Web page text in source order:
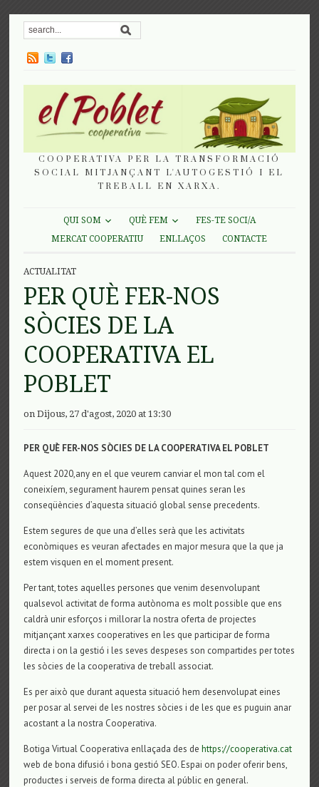
COOPERATIVA PER LA TRANSFORMACIÓ
SOCIAL MITJANÇANT L'AUTOGESTIÓ I EL
TREBALL EN XARXA.
QUI SOM QUÈ FEM
FES-TE SOCI/A
MERCAT COOPERATIU
ENLLAÇOS CONTACTE
ACTUALITAT
PER QUÈ FER-NOS
SÒCIES DE LA
COOPERATIVA EL
POBLET
on Dijous, 27 d'agost, 2020 at 13:30
PER QUÈ FER-NOS SÒCIES DE LACOOPERATIVA EL POBLET
Aquest 2020,any en el que veurem canviar el mon tal com el
coneixíem, segurament haurem pensat quines seran les
conseqüències d’aquesta situació global sense precedents.
Estem segures de que una d’elles serà que les activitats
econòmiques es veuran afectades en major mesura que la que ja
estem visquen en el moment present.
Per tant, totes aquelles persones que venim desenvolupant
qualsevol activitat de forma autònoma es molt possible que ens
caldrà unir esforços i millorar la nostra oferta de projectes
mitjançant xarxes cooperatives en les que participar de forma
directa i on la gestió i les seves despeses son compartides per totes
les sòcies de la cooperativa de treball associat.
Es per això que durant aquesta situació hem desenvolupat eines
per posar al servei de les nostres sòcies i de les que es puguin anar
acostant a la nostra Cooperativa.
Botiga Virtual Cooperativa enllaçada des dehttps://cooperativa.cat
web de bona difusió i bona gestió SEO. Espai on poder oferir bens,
productes i serveis de forma directa al públic en general.